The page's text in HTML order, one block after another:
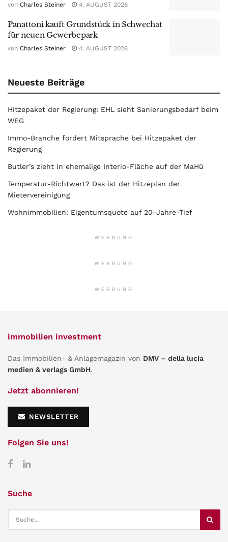
von Charles Steiner 4. AUGUST 2026
Panattoni kauft Grundstück in Schwechat
für neuen Gewerbepark
von Charles Steiner 4. AUGUST 2026
Neueste Beiträge
Hitzepaket der Regierung: EHL sieht Sanierungsbedarf beim
WEG
Immo-Branche fordert Mitsprache bei Hitzepaket der
Regierung
Butler’s zieht in ehemalige Interio-Fläche auf der MaHü
Temperatur-Richtwert? Das ist der Hitzeplan der
Mietervereinigung
Wohnimmobilien: Eigentumsquote auf 20-Jahre-Tief
WERBUNG
WERBUNG
WERBUNG
immobilien investment
Das Immobilien- & Anlagemagazin von DMV – della lucia
medien & verlags GmbH.
Jetzt abonnieren!
NEWSLETTER
Folgen Sie uns!
Suche